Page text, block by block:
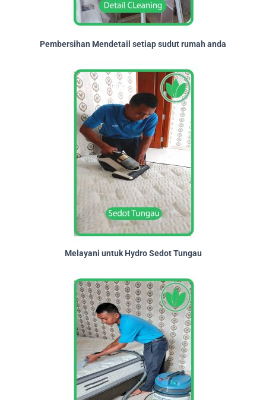
Pembersihan Mendetail setiap sudut rumah anda
Melayani untuk Hydro Sedot Tungau